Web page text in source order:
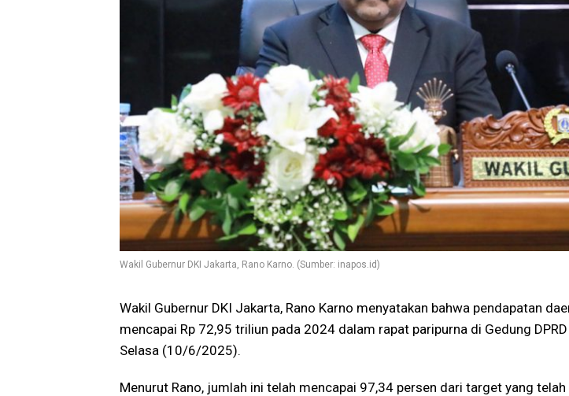
Wakil Gubernur DKI Jakarta, Rano Karno. (Sumber: inapos.id)
Wakil Gubernur DKI Jakarta, Rano Karno menyatakan bahwa pendapatan
mencapai Rp 72,95 triliun pada 2024 dalam rapat paripurna di Gedung
Selasa (10/6/2025).
Menurut Rano, jumlah ini telah mencapai 97,34 persen dari target yang